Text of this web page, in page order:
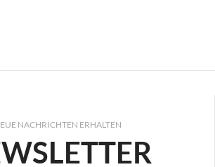
NACHRICHTEN ERHALTEN